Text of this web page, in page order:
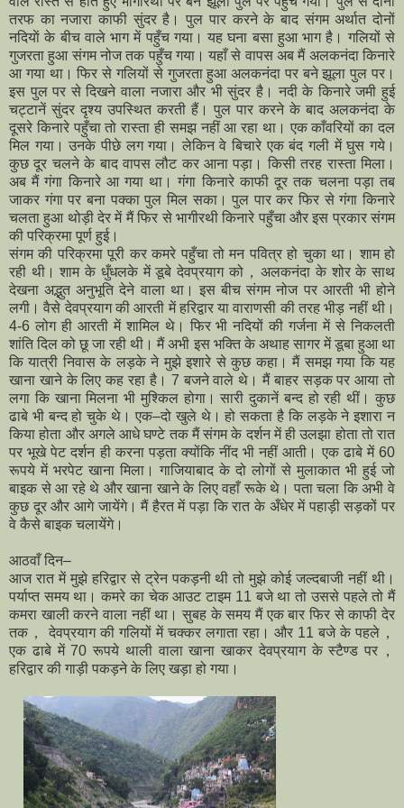
तरफ का नजारा काफी सुंदर है। पुल पार करने के बाद संगम अर्थात दोनों
नदियाें के बीच वाले भाग में पहुँच गया। यह घना बसा हुआ भाग है। गलियों से
गुजरता हुआ संगम नोज तक पहुँच गया। यहाँ से वापस अब मैं अलकनंदा किनारे
आ गया था। फिर से गलियों से गुजरता हुआ अलकनंदा पर बने झूला पुल पर।
इस पुल पर से दिखने वाला नजारा और भी सुंदर है। नदी के किनारे जमी हुई
चट्टानें सुंदर दृश्य उपस्थित करती हैं। पुल पार करने के बाद अलकनंदा के
दूसरे किनारे पहुँचा तो रास्ता ही समझ नहीं आ रहा था। एक काँवरियों का दल
मिल गया। उनके पीछे लग गया। लेकिन वे बिचारे एक बंद गली में घुस गये।
कुछ दूर चलने के बाद वापस लौट कर आना पड़ा। किसी तरह रास्ता मिला।
अब मैं गंगा किनारे आ गया था। गंगा किनारे काफी दूर तक चलना पड़ा तब
जाकर गंगा पर बना पक्का पुल मिल सका। पुल पार कर फिर से गंगा किनारे
चलता हुआ थोड़ी देर में मैं फिर से भागीरथी किनारे पहुँचा और इस प्रकार संगम
की परिक्रमा पूर्ण हुई।
संगम की परिक्रमा पूरी कर कमरे पहुँचा तो मन पवित्र हो चुका था। शाम हो
रही थी। शाम के धुँधलके में डूबे देवप्रयाग को，अलकनंदा के शोर के साथ
देखना अद्भुत अनुभूति देने वाला था। इस बीच संगम नोज पर आरती भी होने
लगी। वैसे देवप्रयाग की आरती में हरिद्वार या वाराणसी की तरह भीड़ नहीं थी।
4-6 लोग ही आरती में शामिल थे। फिर भी नदियों की गर्जना में से निकलती
शांति दिल को छू जा रही थी। मैं अभी इस भक्ति के अथाह सागर में डूबा हुआ था
कि यात्री निवास के लड़के ने मुझे इशारे से कुछ कहा। मैं समझ गया कि यह
खाना खाने के लिए कह रहा है। 7 बजने वाले थे। मैं बाहर सड़क पर आया तो
लगा कि खाना मिलना भी मुश्किल होगा। सारी दुकानें बन्द हो रही थीं। कुछ
ढाबे भी बन्द हो चुके थे। एक–दो खुले थे। हो सकता है कि लड़के ने इशारा न
किया होता और अगले आधे घण्टे तक मैं संगम के दर्शन में ही उलझा होता तो रात
पर भूखे पेट दर्शन ही करना पड़ता क्योंकि नींद भी नहीं आती। एक ढाबे में 60
रूपये में भरपेट खाना मिला। गाजियाबाद के दो लोगों से मुलाकात भी हुई जो
बाइक से आ रहे थे और खाना खाने के लिए वहाँ रूके थे। पता चला कि अभी वे
कुछ दूर और आगे जायेंगे। मैं हैरत में पड़ा कि रात के अँधेर में पहाड़ी सड़कों पर
वे कैसे बाइक चलायेंगे।
आठवाँ दिन–
आज रात में मुझे हरिद्वार से ट्रेन पकड़नी थी तो मुझे कोई जल्दबाजी नहीं थी।
पर्याप्त समय था। कमरे का चेक आउट टाइम 11 बजे था तो उससे पहले तो मैं
कमरा खाली करने वाला नहीं था। सुबह के समय मैं एक बार फिर से काफी देर
तक， देवप्रयाग की गलियों में चक्कर लगाता रहा। और 11 बजे के पहले，
एक ढाबे में 70 रूपये थाली वाला खाना खाकर देवप्रयाग के स्टैण्ड पर，
हरिद्वार की गाड़ी पकड़ने के लिए खड़ा हो गया।